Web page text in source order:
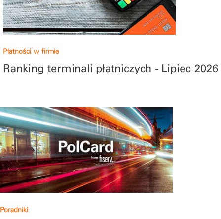
Płatności w firmie
Ranking terminali płatniczych - Lipiec 2026
Poradniki